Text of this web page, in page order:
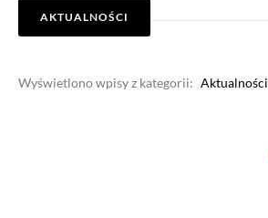
AKTUALNOŚCI
Wyświetlono wpisy z kategorii: Aktualności